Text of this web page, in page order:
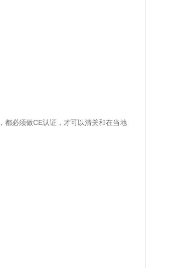
都必须做CE认证，才可以清关和在当地